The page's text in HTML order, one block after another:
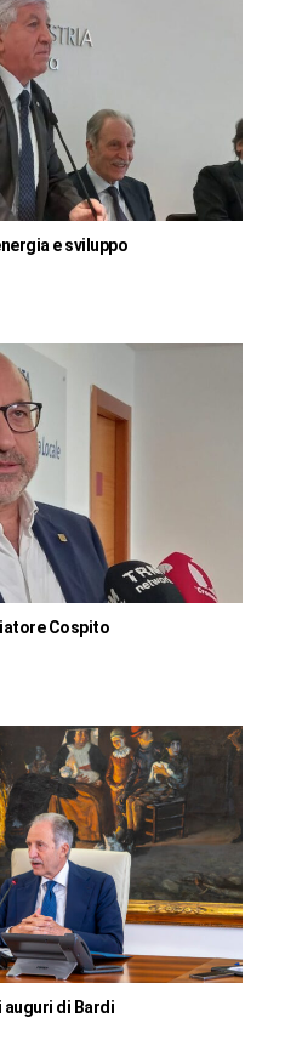
e sviluppo
Cospito
di Bardi